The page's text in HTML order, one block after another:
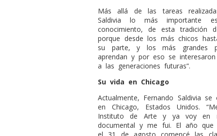
Más allá de las tareas
Saldivia lo más importante
conocimiento, de esta tradición
porque desde los más chicos
su parte, y los más grandes
aprendan y por eso se
a las generaciones futuras”.
Su vida en Chicago
Actualmente, Fernando Saldivia
en Chicago, Estados Unidos.
Instituto de Arte y ya voy en
documental y me fui. El año